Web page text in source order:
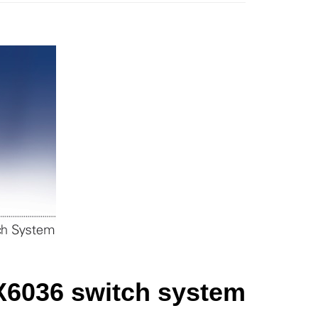
switch system